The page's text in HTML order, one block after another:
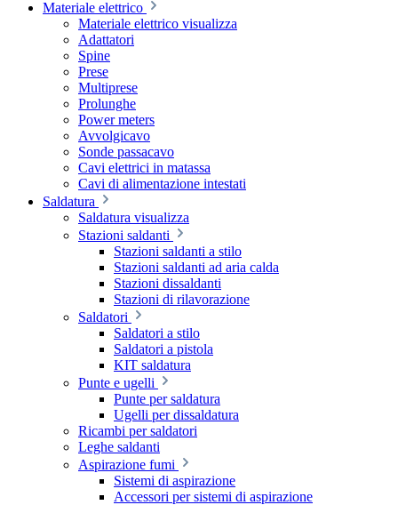
Materiale elettrico
Materiale elettrico visualizza
Adattatori
Spine
Prese
Multiprese
Prolunghe
Power meters
Avvolgicavo
Sonde passacavo
Cavi elettrici in matassa
Cavi di alimentazione intestati
Saldatura
Saldatura visualizza
Stazioni saldanti
Stazioni saldanti a stilo
Stazioni saldanti ad aria calda
Stazioni dissaldanti
Stazioni di rilavorazione
Saldatori
Saldatori a stilo
Saldatori a pistola
KIT saldatura
Punte e ugelli
Punte per saldatura
Ugelli per dissaldatura
Ricambi per saldatori
Leghe saldanti
Aspirazione fumi
Sistemi di aspirazione
Accessori per sistemi di aspirazione